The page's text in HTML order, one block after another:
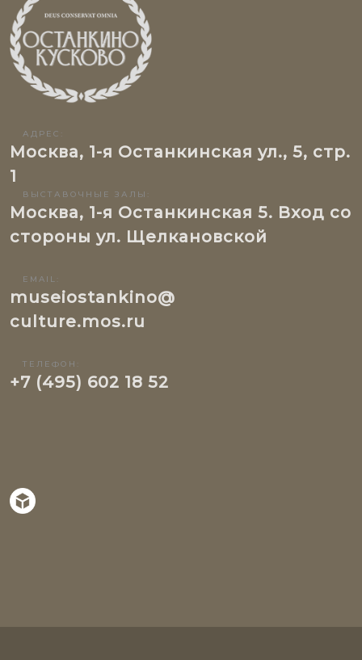
АДРЕС:
Москва, 1-я Останкинская ул., 5, стр.
1
ВЫСТАВОЧНЫЕ ЗАЛЫ:
Москва, 1-я Останкинская 5. Вход со
стороны ул. Щелкановской
EMAIL:
museiostankino@
culture.mos.ru
ТЕЛЕФОН:
+7 (495) 602 18 52